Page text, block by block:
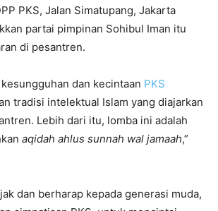
PKS, Jalan Simatupang, Jakarta
partai pimpinan Sohibul Iman itu
di pesantren.
dan kecintaan PKS
tradisi intelektual Islam yang diajarkan
Lebih dari itu, lomba ini adalah
aqidah ahlus sunnah wal jamaah,”
dan berharap kepada generasi muda,